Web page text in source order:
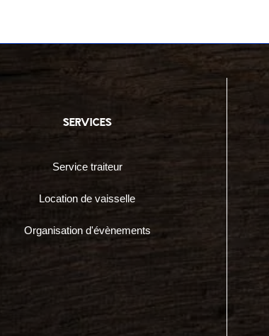
services
Service traiteur
Location de vaisselle
Organisation d'évènements